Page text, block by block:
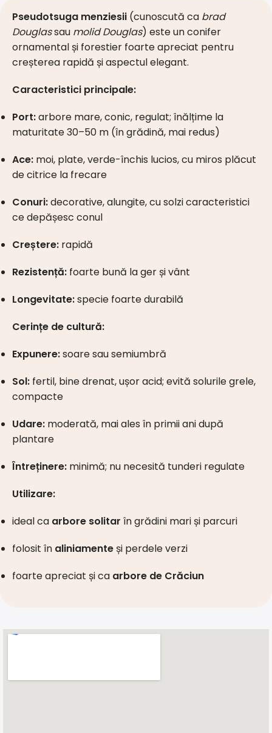
Pseudotsuga menziesii (cunoscută ca brad
Douglassau molid Douglas) este un conifer
ornamental și forestier foarte apreciat pentru
creșterea rapidă și aspectul elegant.
Caracteristici principale:
Port:arbore mare, conic, regulat; înălțime la
maturitate 30–50 m (în grădină, mai redus)
Ace: moi, plate, verde-închis lucios, cu miros plăcut
de citrice la frecare
Conuri:decorative, alungite, cu solzi caracteristici
ce depășesc conul
Creștere: rapidă
Rezistență: foarte bună la ger și vânt
Longevitate:specie foarte durabilă
Cerințe de cultură:
Expunere:soare sau semiumbră
Sol: fertil, bine drenat, ușor acid; evită solurile grele,
compacte
Udare: moderată, mai ales în primii ani după
plantare
Întreținere: minimă; nu necesită tunderi regulate
Utilizare:
ideal ca arbore solitar în grădini mari și parcuri
folosit în aliniamenteși perdele verzi
foarte apreciat și ca arbore de Crăciun